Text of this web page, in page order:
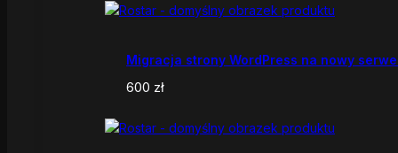
Migracja strony WordPress na nowy
600 zł